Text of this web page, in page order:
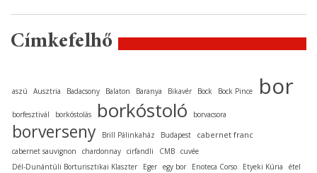
Címkefelhő
aszú Ausztria Badacsony Balaton Baranya Bikavér Bock Bock Pince bor
borfesztivál borkóstolás borkóstoló borvacsora
borverseny Brill Pálinkaház Budapest cabernet franc
cabernet sauvignon chardonnay cirfandli CMB cuvée
Dél-Dunántúli Borturisztikai Klaszter
Eger egy bor Enoteca Corso Etyeki Kúria
étel